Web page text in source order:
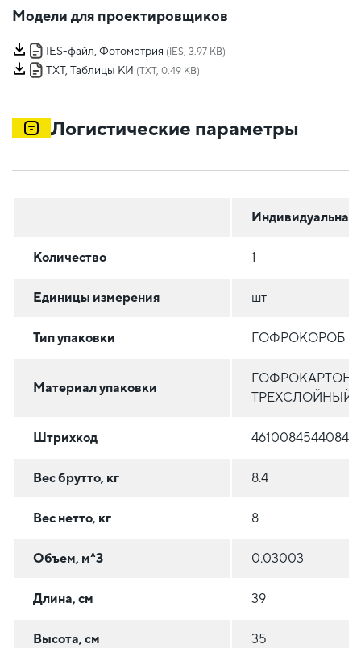
Модели для проектировщиков
IES-файл, Фотометрия (IES, 3.97 KB)
TXT, Таблицы КИ (TXT, 0.49 KB)
Логистические параметры
Индивидуальная
Количество 1
Единицы измерения шт
Тип упаковки ГОФРОКОРОБ
Материал упаковки
ГОФРОКАРТОН
ТРЕХСЛОЙНЫЙ
Штрихкод 4610084544084
Вес брутто, кг 8.4
Вес нетто, кг 8
Объем, м^3 0.03003
Длина, см 39
Высота, см 35